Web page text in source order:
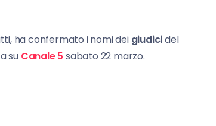
ha confermato i nomi dei giudicidel
su Canale5 sabato 22 marzo.